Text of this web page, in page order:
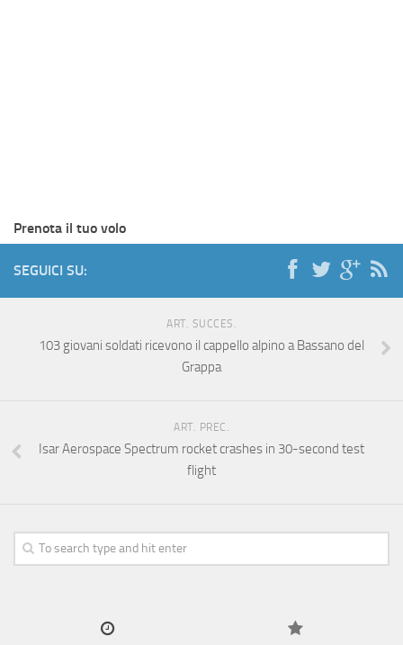
Prenota il tuo volo
SEGUICI SU:
ART. SUCCES.
103 giovani soldati ricevono il cappello alpino a Bassano del
Grappa
ART. PREC.
​Isar Aerospace Spectrum rocket crashes in 30-second test
flight